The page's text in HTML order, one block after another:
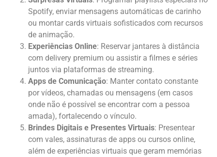
Spotify, enviar mensagens automáticas de carinho
ou montar cards virtuais sofisticados com recursos
de animação.
Experiências Online: Reservar jantares à distância
com delivery premium ou assistir a filmes e séries
juntos via plataformas de streaming.
Apps de Comunicação: Manter contato constante
por vídeos, chamadas ou mensagens (em casos
onde não é possível se encontrar com a pessoa
amada), fortalecendo o vínculo.
Brindes Digitais e Presentes Virtuais: Presentear
com vales, assinaturas de apps ou cursos online,
além de experiências virtuais que geram memórias